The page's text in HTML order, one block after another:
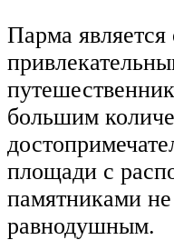
Парма
большим
площади с
памятниками не
равнодушным.